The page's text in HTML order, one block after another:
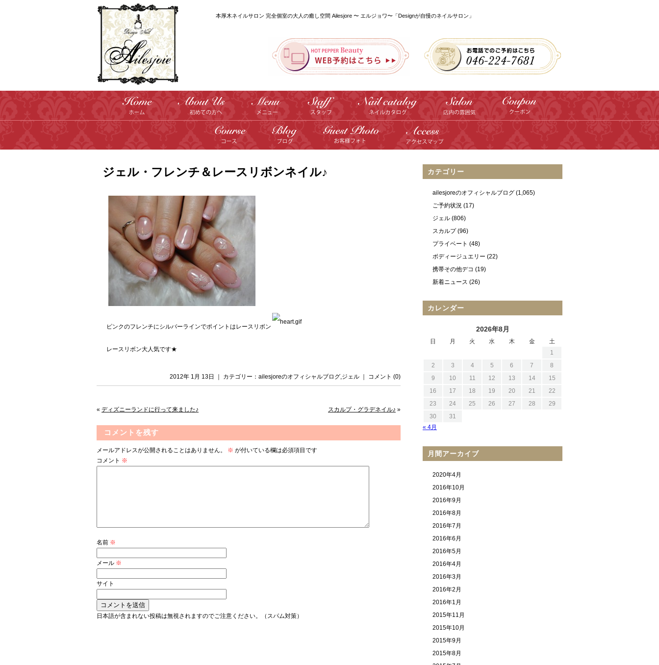
本厚木ネイルサロン 完全個室の大人の癒し空間 Ailesjore 〜 エルジョワ〜「Designが自慢のネイルサロン」
ジェル・フレンチ＆レースリボンネイル♪
ピンクのフレンチにシルバーラインでポイントはレースリボン
レースリボン大人気です★
2012年 1月 13日 ｜ カテゴリー： ailesjoreのオフィシャルブログ,ジェル コメント (0)
« ディズニーランドに行って来ました♪ スカルプ・グラデネイル♪ »
コメントを残す
メールアドレスが公開されることはありません。 ※ が付いている欄は必須項目です
コメント ※
名前 ※
メール ※
サイト
日本語が含まれない投稿は無視されますのでご注意ください。（スパム対策）
カテゴリー
ailesjoreのオフィシャルブログ (1,065)
ご予約状況 (17)
ジェル (806)
スカルプ(96)
プライベート (48)
ボディージュエリー (22)
携帯その他デコ (19)
新着ニュース (26)
カレンダー
2026年8月
日 月 火 水 木 金
土
1
2
3 4 5 6 7
8
9
10 11 12 13 14
15
16
17 18 19 20 21
22
23
24 25 26 27 28
29
30
31
« 4月
月間アーカイブ
2020年4月
2016年10月
2016年9月
2016年8月
2016年7月
2016年6月
2016年5月
2016年4月
2016年3月
2016年2月
2016年1月
2015年11月
2015年10月
2015年9月
2015年8月